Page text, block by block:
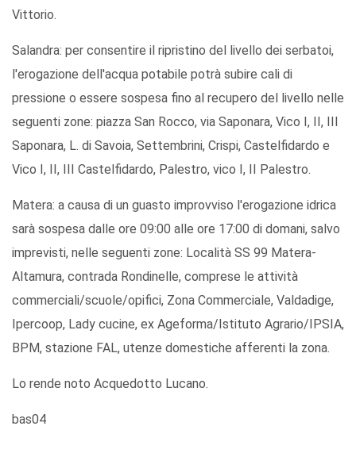
Vittorio.
Salandra: per consentire il ripristino del livello dei serbatoi,
l'erogazione dell'acqua potabile potrà subire cali di
pressione o essere sospesa fino al recupero del livello nelle
seguenti zone: piazza San Rocco, via Saponara, Vico I, II, III
Saponara, L. di Savoia, Settembrini, Crispi, Castelfidardo e
Vico I, II, III Castelfidardo, Palestro, vico I, II Palestro.
Matera: a causa di un guasto improvviso l'erogazione idrica
sarà sospesa dalle ore 09:00 alle ore 17:00 di domani, salvo
imprevisti, nelle seguenti zone: Località SS 99 Matera-
Altamura, contrada Rondinelle, comprese le attività
commerciali/scuole/opifici, Zona Commerciale, Valdadige,
Ipercoop, Lady cucine, ex Ageforma/Istituto Agrario/IPSIA,
BPM, stazione FAL, utenze domestiche afferenti la zona.
Lo rende noto Acquedotto Lucano.
bas04